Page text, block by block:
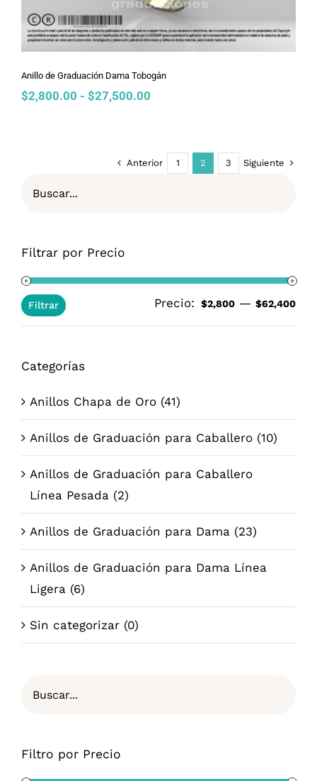
Anillo de Graduación Dama Tobogán
$2,800.00 - $27,500.00Rango
$2,800.00
hasta
Anterior 1 2 3 Siguiente
Filtrar por Precio
Filtrar Precio: $2,800 —$62,400
Categorías
Anillos Chapa de Oro (41)
Anillos de Graduación para Caballero (10)
Anillos de Graduación para Caballero
Línea Pesada (2)
Anillos de Graduación para Dama (23)
Anillos de Graduación para Dama Línea
Ligera (6)
Sin categorizar (0)
Filtro por Precio